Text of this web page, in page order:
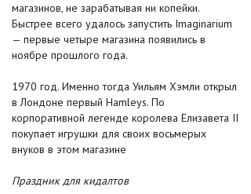
магазинов, не зарабатывая ни копейки.
Быстрее всего удалось запустить Imaginarium
— первые четыре магазина появились в
ноябре прошлого года.
1970 год. Именно тогда Уильям Хэмли открыл
в Лондоне первый Hamleys. По
корпоративной легенде королева Елизавета II
покупает игрушки для своих восьмерых
внуков в этом магазине
Праздник для кидалтов